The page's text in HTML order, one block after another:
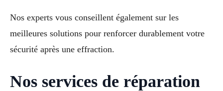
Nos experts vous conseillent également sur les
meilleures solutions pour renforcer durablement votre
sécurité après une effraction.
Nos services de réparation